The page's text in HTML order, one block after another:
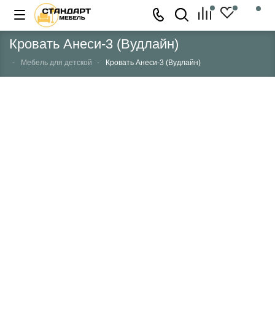
Кровать Анеси-3 (Вудлайн)
Мебель для детской Кровать Анеси-3 (Вудлайн)